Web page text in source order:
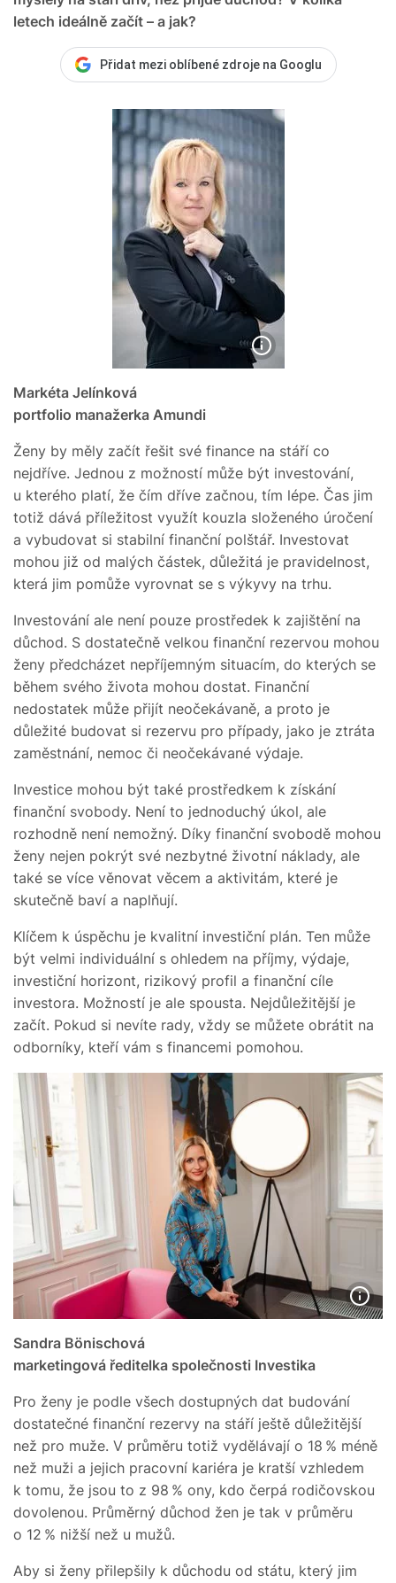
letech ideálně začít – a jak?
Přidat mezi oblíbené zdroje na Googlu
Markéta Jelínková
portfolio manažerka Amundi
Ženy by měly začít řešit své finance na stáří co
nejdříve. Jednou z možností může být investování,
u kterého platí, že čím dříve začnou, tím lépe. Čas jim
totiž dává příležitost využít kouzla složeného úročení
a vybudovat si stabilní finanční polštář. Investovat
mohou již od malých částek, důležitá je pravidelnost,
která jim pomůže vyrovnat se s výkyvy na trhu.
Investování ale není pouze prostředek k zajištění na
důchod. S dostatečně velkou finanční rezervou mohou
ženy předcházet nepříjemným situacím, do kterých se
během svého života mohou dostat. Finanční
nedostatek může přijít neočekávaně, a proto je
důležité budovat si rezervu pro případy, jako je ztráta
zaměstnání, nemoc či neočekávané výdaje.
Investice mohou být také prostředkem k získání
finanční svobody. Není to jednoduchý úkol, ale
rozhodně není nemožný. Díky finanční svobodě mohou
ženy nejen pokrýt své nezbytné životní náklady, ale
také se více věnovat věcem a aktivitám, které je
skutečně baví a naplňují.
Klíčem k úspěchu je kvalitní investiční plán. Ten může
být velmi individuální s ohledem na příjmy, výdaje,
investiční horizont, rizikový profil a finanční cíle
investora. Možností je ale spousta. Nejdůležitější je
začít. Pokud si nevíte rady, vždy se můžete obrátit na
odborníky, kteří vám s financemi pomohou.
Sandra Bönischová
marketingová ředitelka společnosti Investika
Pro ženy je podle všech dostupných dat budování
dostatečné finanční rezervy na stáří ještě důležitější
než pro muže. V průměru totiž vydělávají o 18 % méně
než muži a jejich pracovní kariéra je kratší vzhledem
k tomu, že jsou to z 98 % ony, kdo čerpá rodičovskou
dovolenou. Průměrný důchod žen je tak v průměru
o 12 % nižší než u mužů.
Aby si ženy přilepšily k důchodu od státu, který jim